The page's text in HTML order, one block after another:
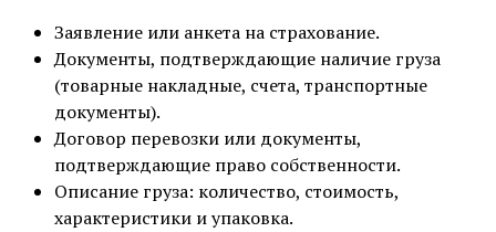
Заявление или анкета на страхование.
Документы, подтверждающие наличие груза
(товарные накладные, счета, транспортные
документы).
Договор перевозки или документы,
подтверждающие право собственности.
Описание груза: количество, стоимость,
характеристики и упаковка.